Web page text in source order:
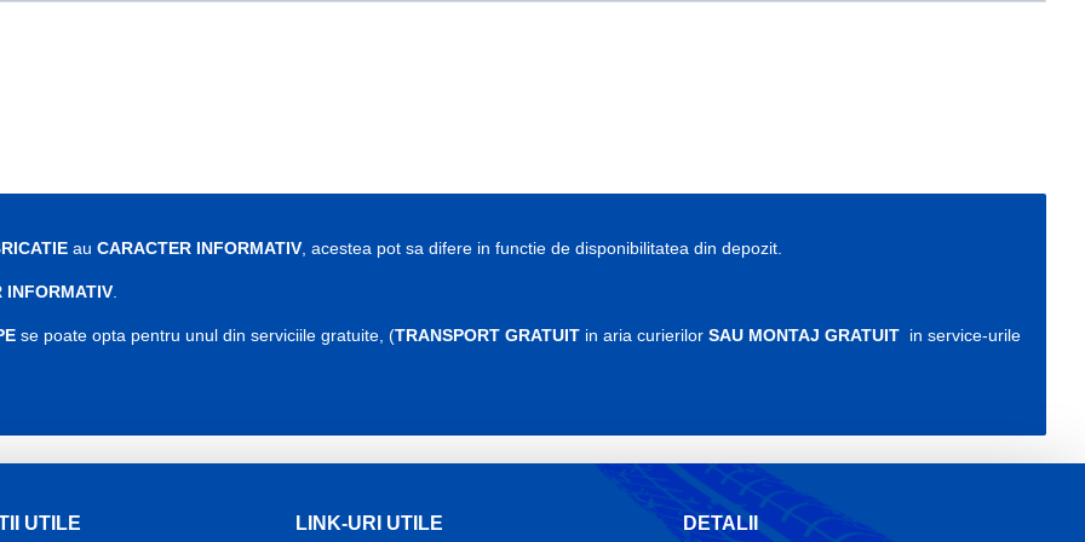
au CARACTER INFORMATIV, acestea pot sa difere in functie de disponibilitatea din depozit.
INFORMATIV.
se poate opta pentru unul din serviciile gratuite, (TRANSPORT GRATUIT in aria curierilor SAU MONTAJ GRATUIT in service-urile
UTILE LINK-URI UTILE DETALII